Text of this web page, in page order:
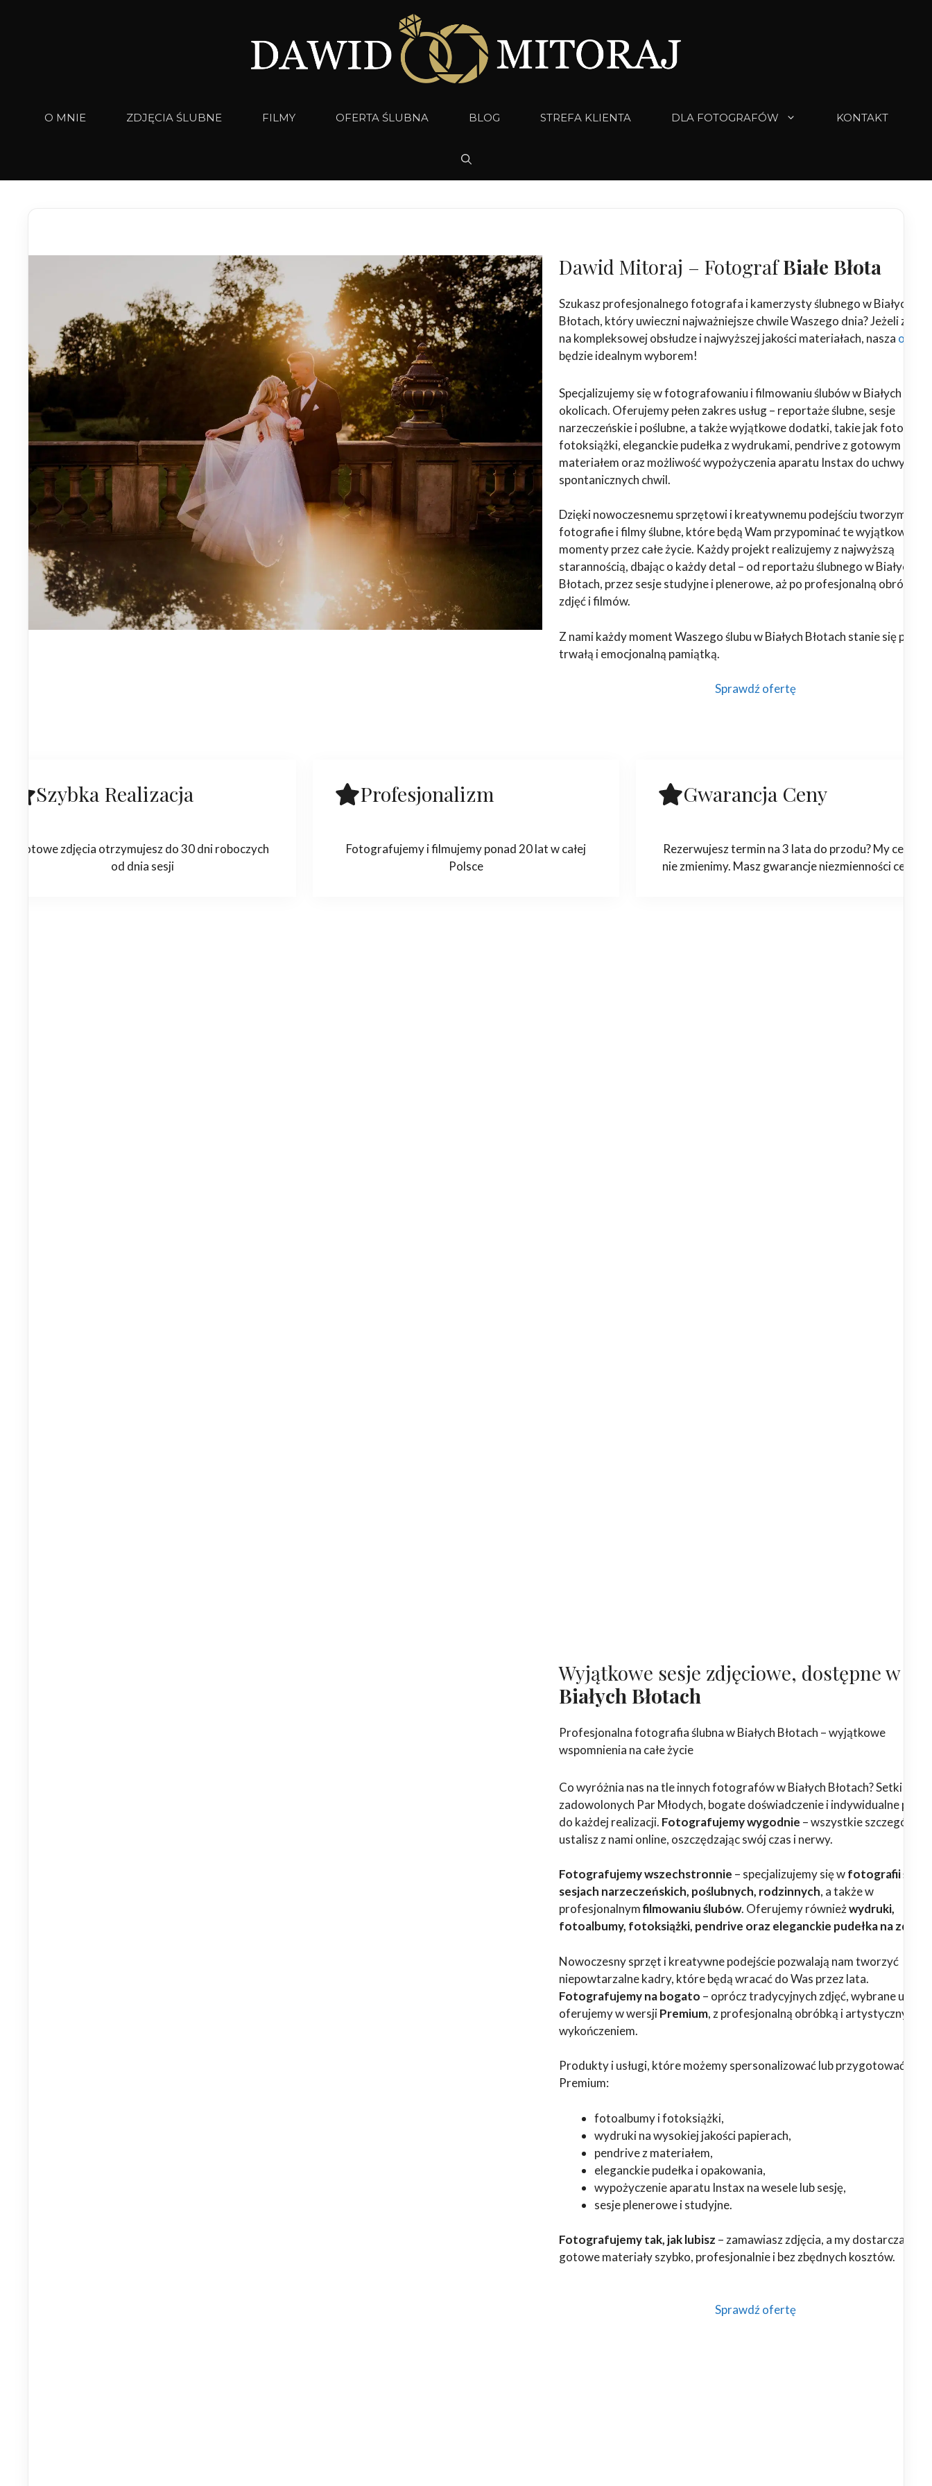
O MNIE ZDJĘCIA ŚLUBNE FILMY OFERTA ŚLUBNA BLOG STREFA KLIENTA DLA FOTOGRAFÓW KONTAKT
Dawid Mitoraj – FotografBiałe Błota
Szukasz profesjonalnego fotografa i kamerzysty ślubnego w Białych
Błotach, który uwieczni najważniejsze chwile Waszego dnia? Jeżeli
na kompleksowej obsłudze i najwyższej jakości materiałach, nasza oferta
będzie idealnym wyborem!
Specjalizujemy się w fotografowaniu i filmowaniu ślubów w Białych
okolicach. Oferujemy pełen zakres usług – reportaże ślubne, sesje
narzeczeńskie i poślubne, a także wyjątkowe dodatki, takie jak
fotoksiążki, eleganckie pudełka z wydrukami, pendrive z gotowym
materiałem oraz możliwość wypożyczenia aparatu Instax do uchwycenia
spontanicznych chwil.
Dzięki nowoczesnemu sprzętowi i kreatywnemu podejściu tworzymy
fotografie i filmy ślubne, które będą Wam przypominać te wyjątkowe
momenty przez całe życie. Każdy projekt realizujemy z najwyższą
starannością, dbając o każdy detal – od reportażu ślubnego w Białych
Błotach, przez sesje studyjne i plenerowe, aż po profesjonalną obróbkę
zdjęć i filmów.
Z nami każdy moment Waszego ślubu w Białych Błotach stanie się
trwałą i emocjonalną pamiątką.
Sprawdź ofertę
Szybka Realizacja
Gotowe zdjęcia otrzymujesz do 30 dni roboczych
od dnia sesji
Profesjonalizm
Fotografujemy i filmujemy ponad 20 lat w całej
Polsce
Gwarancja Ceny
Rezerwujesz termin na 3 lata do przodu? My ceny
nie zmienimy. Masz gwarancje niezmienności ceny
Wyjątkowe sesje zdjęciowe, dostępne w
Białych Błotach
Profesjonalna fotografia ślubna w Białych Błotach – wyjątkowe
wspomnienia na całe życie
Co wyróżnia nas na tle innych fotografów w Białych Błotach? Setki
zadowolonych Par Młodych, bogate doświadczenie i indywidualne
do każdej realizacji. Fotografujemy wygodnie – wszystkie szczegóły
ustalisz z nami online, oszczędzając swój czas i nerwy.
Fotografujemy wszechstronnie – specjalizujemy się wfotografii
sesjach narzeczeńskich, poślubnych, rodzinnych, a także w
profesjonalnymfilmowaniu ślubów. Oferujemy równieżwydruki,
fotoalbumy, fotoksiążki, pendrive oraz eleganckie pudełka na
Nowoczesny sprzęt i kreatywne podejście pozwalają nam tworzyć
niepowtarzalne kadry, które będą wracać do Was przez lata.
Fotografujemy na bogato – oprócz tradycyjnych zdjęć, wybrane usługi
oferujemy w wersjiPremium, z profesjonalną obróbką i artystycznym
wykończeniem.
Produkty i usługi, które możemy spersonalizować lub przygotować w
Premium:
fotoalbumy i fotoksiążki,
wydruki na wysokiej jakości papierach,
pendrive z materiałem,
eleganckie pudełka i opakowania,
wypożyczenie aparatu Instax na wesele lub sesję,
sesje plenerowe i studyjne.
Fotografujemy tak, jak lubisz – zamawiasz zdjęcia, a my dostarczamy
gotowe materiały szybko, profesjonalnie i bez zbędnych kosztów.
Sprawdź ofertę